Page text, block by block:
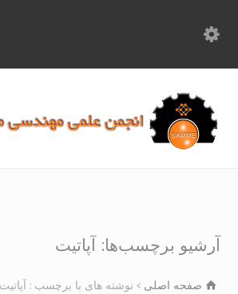
برچسب‌ها: آپاتیت
صفحه اصلی نوشته های با برچسب : آپاتیت